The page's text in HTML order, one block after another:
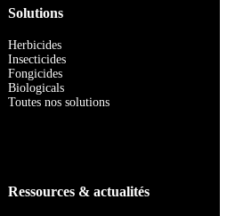
Solutions
Herbicides
Insecticides
Fongicides
Biologicals
Toutes nos solutions
Ressources & actualités